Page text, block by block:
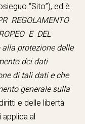
“Sito”), ed è
REGOLAMENTO
E DEL
alla protezione delle
dei dati
di tali dati e che
generale sulla
e delle libertà
al